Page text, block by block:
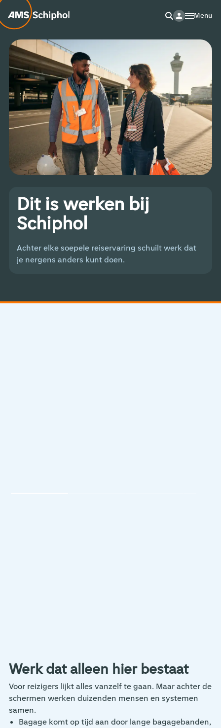
Menu
Dit is werken bij
Schiphol
Achter elke soepele reiservaring schuilt werk dat
je nergens anders kunt doen.
Werk dat alleen hier bestaat
Voor reizigers lijkt alles vanzelf te gaan. Maar achter de
schermen werken duizenden mensen en systemen
samen.
Bagage komt op tijd aan door lange bagagebanden,